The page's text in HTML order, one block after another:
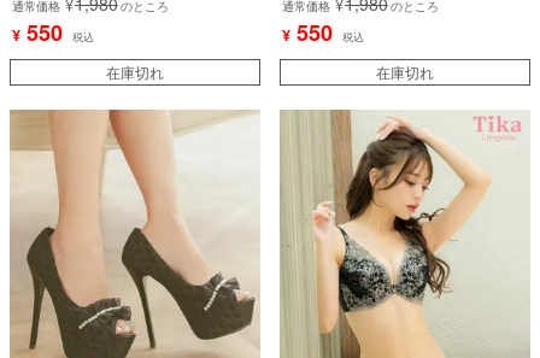
通常価格 ¥ のところ
¥ 550 税込
在庫切れ
通常価格 ¥ のところ
¥ 550 税込
在庫切れ